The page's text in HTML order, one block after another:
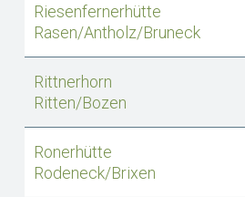
Riesenfernerhütte
Rasen/Antholz/Bruneck
Rittnerhorn
Ritten/Bozen
Ronerhütte
Rodeneck/Brixen